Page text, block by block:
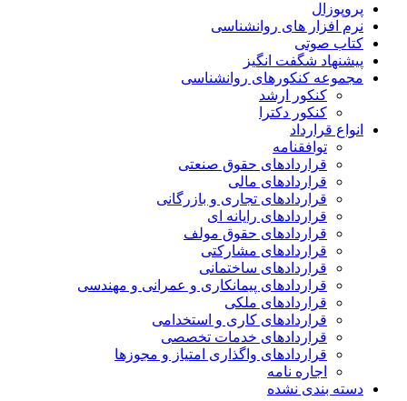
پروپوزال
نرم افزار های روانشناسی
کتاب صوتی
پیشنهاد شگفت انگیز
مجموعه کنکورهای روانشناسی
کنکور ارشد
کنکور دکترا
انواع قرارداد
توافقنامه
قراردادهای حقوق صنعتی
قراردادهای مالی
قراردادهای تجاری و بازرگانی
قراردادهای رایانه ای
قراردادهای حقوق مولف
قراردادهای مشارکتی
قراردادهای ساختمانی
قراردادهای پیمانکاری و عمرانی و مهندسی
قراردادهای ملکی
قراردادهای کاری و استخدامی
قراردادهای خدمات تخصصی
قراردادهای واگذاری امتیاز و مجوزها
اجاره نامه
دسته بندی نشده